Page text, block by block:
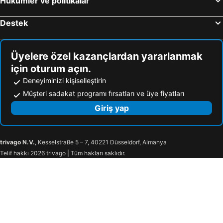
Doria Hotel Yacht Club Kaş
Blanca Beach Hotel
Dekatria Rooms & Aparts
DuruPduru Kaş
Kas Sun Glare Hotel
Seatown Hotel
Pastel Rooms
Kaşhan Hotel
Joyy Suit & Apart
Bluenook Suites
Kekova
Kalkan Port Hotel
Asfiya Sea View
Samira Exclusive Hotel & Apartments
Kasmahal
Paydos Otel Yarımada
Linda
Destek
Üyelere özel kazançlardan yararlanmak
için oturum açın.
Deneyiminizi kişiselleştirin
Müşteri sadakat programı fırsatları ve üye fiyatları
Giriş yap
trivago N.V., Kesselstraße 5 – 7, 40221 Düsseldorf, Almanya
Telif hakkı 2026 trivago | Tüm hakları saklıdır.